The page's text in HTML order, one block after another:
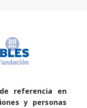
referencia en
y personas